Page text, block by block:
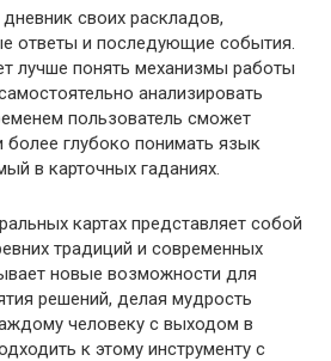
своих раскладов,
ответы и последующие события.
лучше понять механизмы работы
анализировать
пользователь сможет
более глубоко понимать язык
в карточных гаданиях.
картах представляет собой
традиций и современных
новые возможности для
решений, делая мудрость
человеку с выходом в
к этому инструменту с